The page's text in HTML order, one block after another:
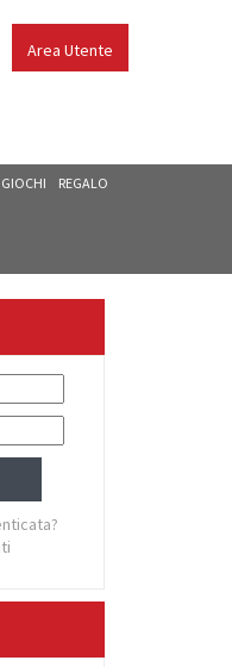
Area Utente
GIOCHI REGALO